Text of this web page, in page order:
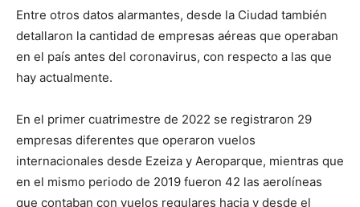
Entre otros datos alarmantes, desde la Ciudad también
detallaron la cantidad de empresas aéreas que operaban
en el país antes del coronavirus, con respecto a las que
hay actualmente.
En el primer cuatrimestre de 2022 se registraron 29
empresas diferentes que operaron vuelos
internacionales desde Ezeiza y Aeroparque, mientras que
en el mismo periodo de 2019 fueron 42 las aerolíneas
que contaban con vuelos regulares hacia y desde el